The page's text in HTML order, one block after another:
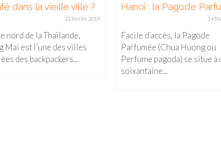
dans la vieille ville ?
21 février 2019
nord de la Thaïlande,
Mai est l’une des villes
des backpackers...
Hanoï : la Pagode
14
Facile d’accès, la Pagode
Parfumée (Chua Huong ou
Perfume pagoda) se situe à
soixantaine...